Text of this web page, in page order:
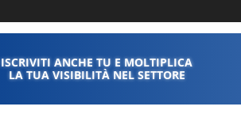
ISCRIVITI ANCHE TU E MOLTIPLICA
LA TUA VISIBILITÀ NEL SETTORE